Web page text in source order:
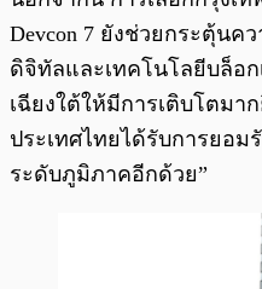
Devcon 7 ยังช่วยกระตุ้นค
ดิจิทัลและเทคโนโลยีบล็อ
เฉียงใต้ให้มีการเติบโตมา
ประเทศไทยได้รับการยอม
ระดับภูมิภาคอีกด้วย”